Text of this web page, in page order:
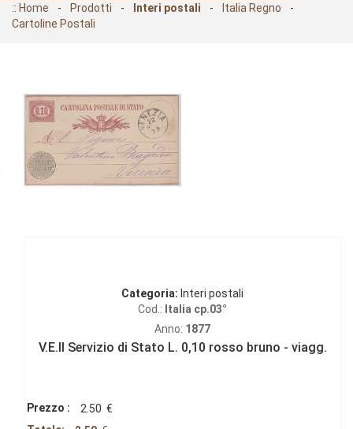
:: Home - Prodotti - Interi postali - Italia Regno
-
Cartoline Postali
Categoria: Interi postali
Cod.: Italia cp.03°
Anno: 1877
V.E.II Servizio di Stato L. 0,10 rosso bruno - viagg.
Prezzo : 2.50 €